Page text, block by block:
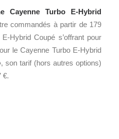
Cayenne Turbo E-Hybrid
commandés à partir de 179
Hybrid Coupé s’offrant pour
le Cayenne Turbo E-Hybrid
son tarif (hors autres options)
€.